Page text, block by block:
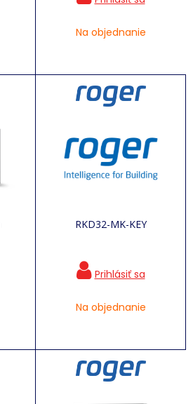
Na objednanie
RKD32-MK-KEY
Na objednanie